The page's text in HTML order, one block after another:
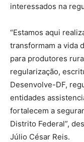
interessados na
“Estamos aqui
transformam a vida
para produtores
regularização,
Desenvolve-DF,
entidades
fortalecem a
Distrito Federal”,
Júlio César Reis.